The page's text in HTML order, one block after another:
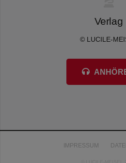
Verlag
© LUCILE-
IMPRESSUM